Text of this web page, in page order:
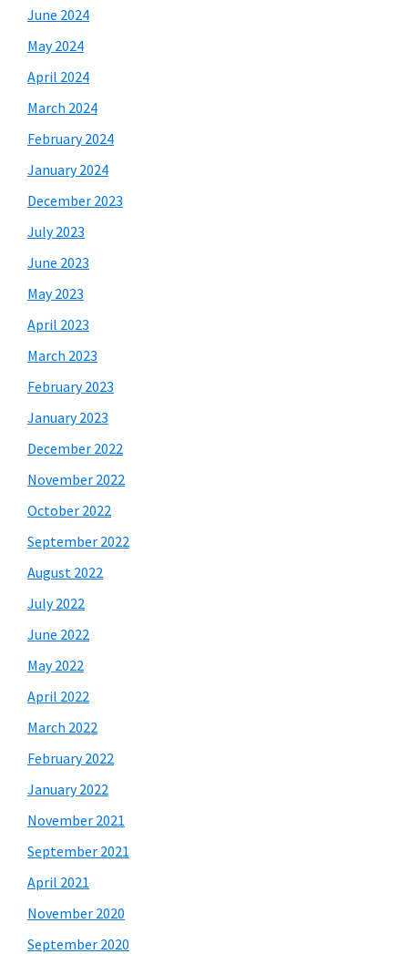
June 2024
May 2024
April 2024
March 2024
February 2024
January 2024
December 2023
July 2023
June 2023
May 2023
April 2023
March 2023
February 2023
January 2023
December 2022
November 2022
October 2022
September 2022
August 2022
July 2022
June 2022
May 2022
April 2022
March 2022
February 2022
January 2022
November 2021
September 2021
April 2021
November 2020
September 2020